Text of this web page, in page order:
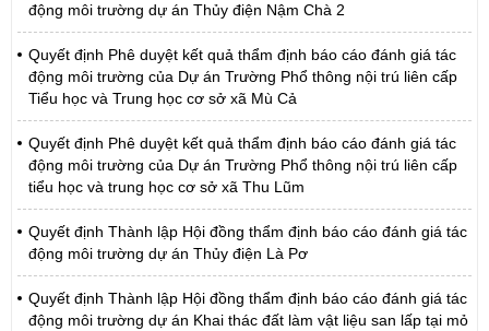
động môi trường dự án Thủy điện Nậm Chà 2
Quyết định Phê duyệt kết quả thẩm định báo cáo đánh giá tác
động môi trường của Dự án Trường Phổ thông nội trú liên cấp
Tiểu học và Trung học cơ sở xã Mù Cả
Quyết định Phê duyệt kết quả thẩm định báo cáo đánh giá tác
động môi trường của Dự án Trường Phổ thông nội trú liên cấp
tiểu học và trung học cơ sở xã Thu Lũm
Quyết định Thành lập Hội đồng thẩm định báo cáo đánh giá tác
động môi trường dự án Thủy điện Là Pơ
Quyết định Thành lập Hội đồng thẩm định báo cáo đánh giá tác
động môi trường dự án Khai thác đất làm vật liệu san lấp tại mỏ